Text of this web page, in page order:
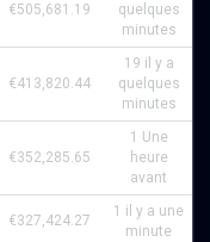
€505,681.19
quelques
minutes
€413,820.44
19 il y a
quelques
minutes
€352,285.65
1 Une
heure
avant
€327,424.27
1 il y a une
minute